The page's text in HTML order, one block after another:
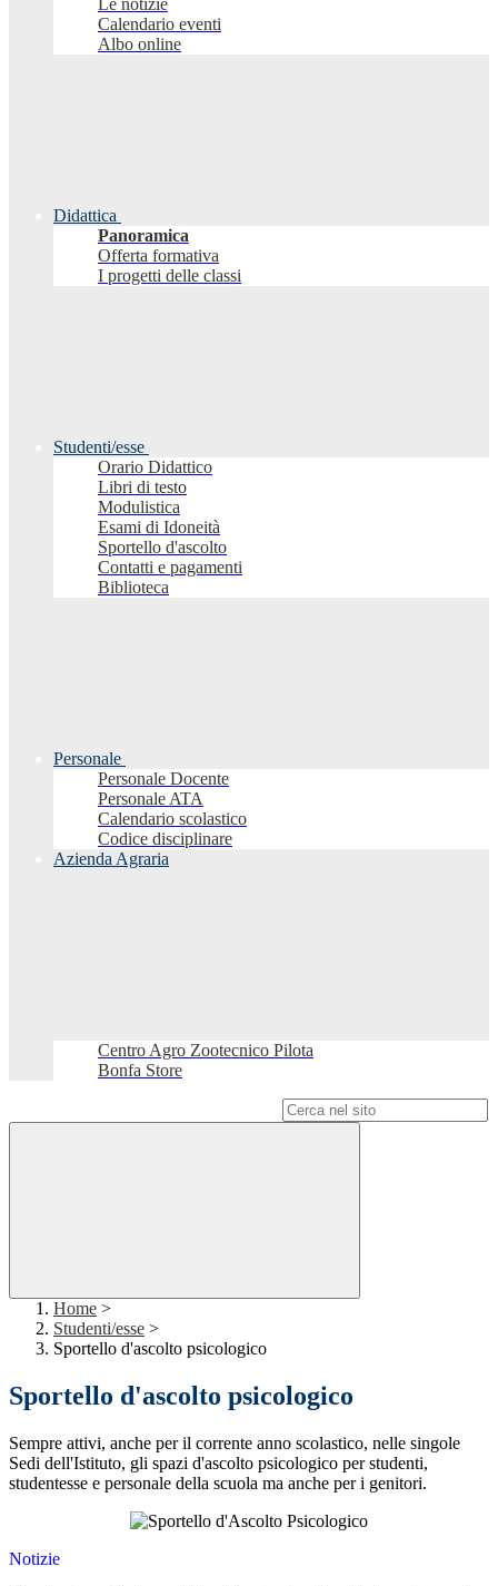
Le notizie
Calendario eventi
Albo online
Didattica
Panoramica
Offerta formativa
I progetti delle classi
Studenti/esse
Orario Didattico
Libri di testo
Modulistica
Esami di Idoneità
Sportello d'ascolto
Contatti e pagamenti
Biblioteca
Personale
Personale Docente
Personale ATA
Calendario scolastico
Codice disciplinare
Azienda Agraria
Centro Agro Zootecnico Pilota
Bonfa Store
Home >
Studenti/esse >
Sportello d'ascolto psicologico
Sportello d'ascolto psicologico
Sempre attivi, anche per il corrente anno scolastico, nelle singole
Sedi dell'Istituto, gli spazi d'ascolto psicologico per studenti,
studentesse e personale della scuola ma anche per i genitori.
Notizie